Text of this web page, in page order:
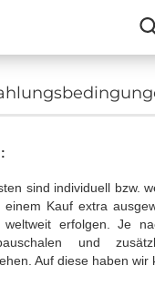
sind individuell bzw.
Kauf extra
erfolgen. Je
und
Auf diese haben wir